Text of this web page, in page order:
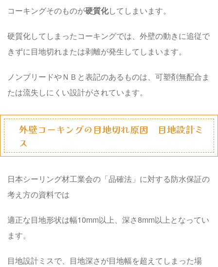
コーキングそのものが硬質化してしまいます。
硬質化してしまったコーキングでは、外壁の動きに追従で
きずに目地切れまたは剥離が発生してしまいます。
ノンブリードやＮＢと表記のあるものは、可塑剤無配合ま
たは流失しにくい設計がされています。
外壁コーキングの目地切れ原因 目地設計ミ
ス
日本シーリング材工業会の「品確法」に対する防水保証の
考え方の資料では
適正な目地形状は幅10mm以上、深さ8mm以上となってい
ます。
目地設計ミスで、目地深さが目地幅を超えてしまった場